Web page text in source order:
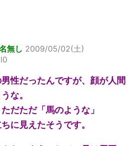
無し 2009/05/02(土)
性だったんですが、顔が人間
な。
だただ「馬のような」
に見えたそうです。